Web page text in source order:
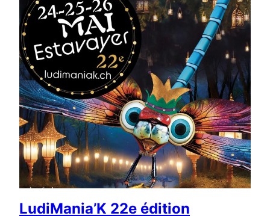
LudiMania’K 22e édition